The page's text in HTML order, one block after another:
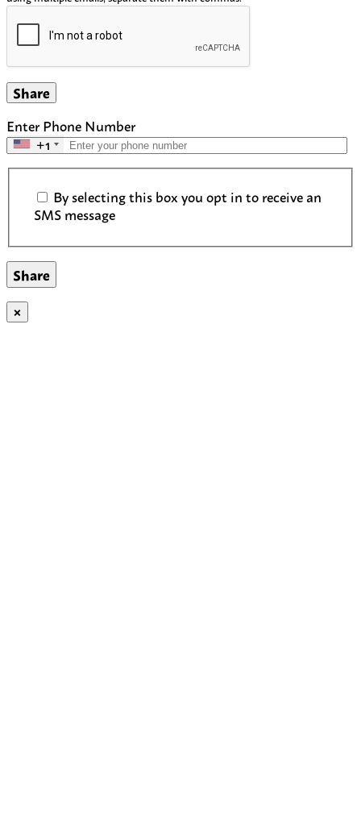
Share
Enter Phone Number
+1
By selecting this box you opt in to receive an
SMS message
×